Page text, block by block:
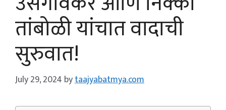
तांबोळी यांचात वादाची
सुरुवात!
July 29, 2024 bytaajyabatmya.com